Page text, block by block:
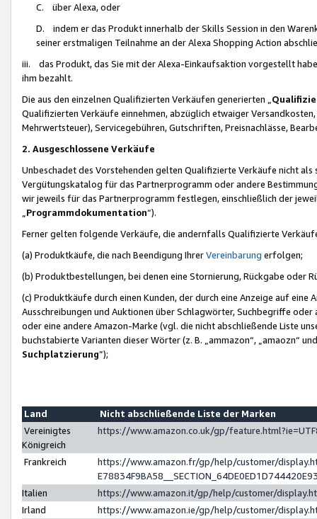
C. über Alexa, oder
D. indem er das Produkt innerhalb der Skills Session in den
seiner erstmaligen Teilnahme an der Alexa Shopping Action
iii. das Produkt, das Sie mit der Alexa-Einkaufsaktion vorgestellt
ihm bezahlt.
Die aus den einzelnen Qualifizierten Verkäufen generierten „
Qualifizierten Verkäufe einnehmen, abzüglich etwaiger
Mehrwertsteuer), Servicegebühren, Gutschriften, Preisnachlässe,
2. Ausgeschlossene Verkäufe
Unbeschadet des Vorstehenden gelten Qualifizierte Verkäufe nicht
Vergütungskatalog für das Partnerprogramm oder andere
wir jeweils für das Partnerprogramm festlegen, einschließlich der
Programmdokumentation“).
Ferner gelten folgende Verkäufe, die andernfalls Qualifizierte
(a) Produktkäufe, die nach Beendigung IhrerVereinbarung erfolgen;
(b) Produktbestellungen, bei denen eine Stornierung, Rückgabe oder
(c) Produktkäufe durch einen Kunden, der durch eine Anzeige auf
Ausschreibungen und Auktionen über Schlagwörter, Suchbegriffe
oder eine andere Amazon-Marke (vgl. die nicht abschließende Liste
buchstabierte Varianten dieser Wörter (z. B. „ammazon“, „amaozn“
Suchplatzierung”);
Land
Nicht abschließende Liste der Marken
Vereinigtes
Königreich
https://www.amazon.co.uk/gp/
Frankreich
https://www.amazon.fr/gp/help/customer/
Italien
https://www.amazon.it/gp/help/customer/
Irland
https://www.amazon.ie/gp/help/customer/